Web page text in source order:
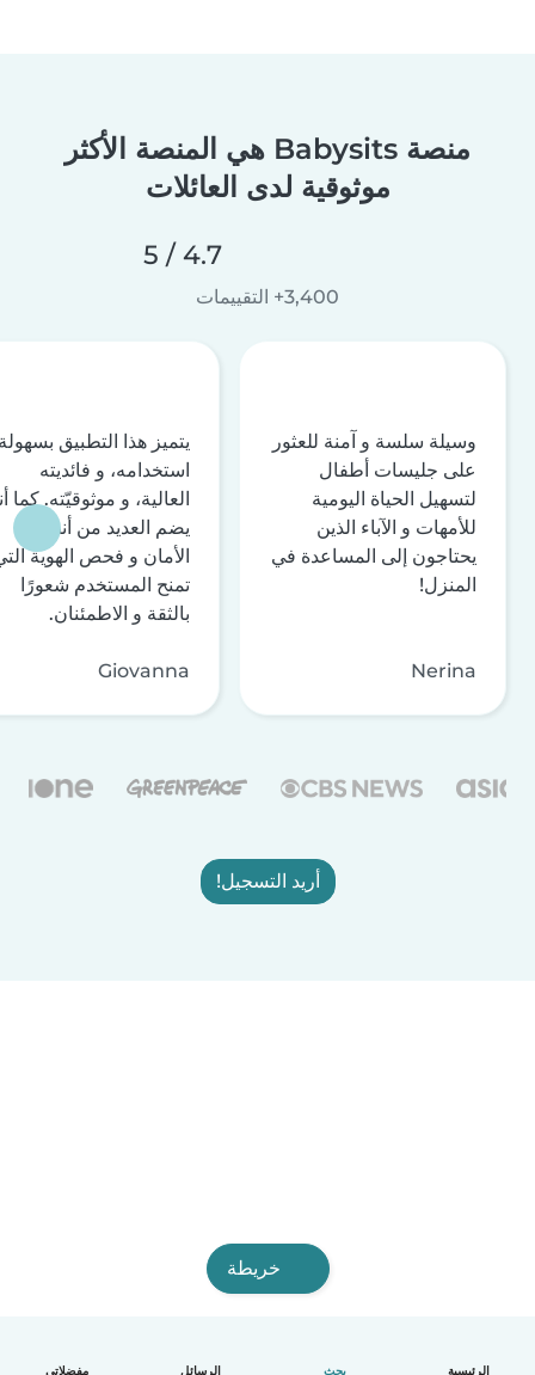
الرئيسية بحث الرسائل مفضلاتي
منصة Babysits هي المنصة الأكثر
موثوقية لدى العائلات
4.7 / 5
3,400+ التقييمات
وسيلة سلسة و آمنة للعثور
على جليسات أطفال
لتسهيل الحياة اليومية
للأمهات و الآباء الذين
يحتاجون إلى المساعدة في
المنزل!
Nerina
يتميز هذا التطبيق
استخدامه، و فائديته
العالية، و موثوقيّته. كما
يضم العديد من أنظمة
الأمان و فحص الهوية
تمنح المستخدم شعورًا
بالثقة و الاطمئنان.
Giovanna
أريد التسجيل!
خريطة